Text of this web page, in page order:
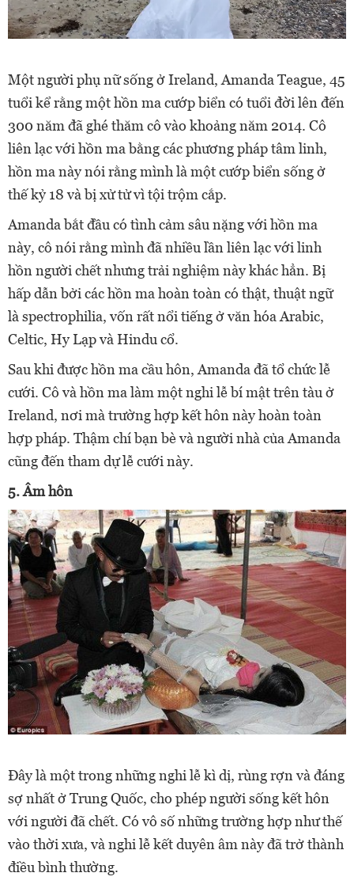
Một người phụ nữ sống ở Ireland, Amanda Teague, 45
tuổi kể rằng một hồn ma cướp biển có tuổi đời lên đến
300 năm đã ghé thăm cô vào khoảng năm 2014. Cô
liên lạc với hồn ma bằng các phương pháp tâm linh,
hồn ma này nói rằng mình là một cướp biển sống ở
thế kỷ 18 và bị xử tử vì tội trộm cắp.
Amanda bắt đầu có tình cảm sâu nặng với hồn ma
này, cô nói rằng mình đã nhiều lần liên lạc với linh
hồn người chết nhưng trải nghiệm này khác hẳn. Bị
hấp dẫn bởi các hồn ma hoàn toàn có thật, thuật ngữ
là spectrophilia, vốn rất nổi tiếng ở văn hóa Arabic,
Celtic, Hy Lạp và Hindu cổ.
Sau khi được hồn ma cầu hôn, Amanda đã tổ chức lễ
cưới. Cô và hồn ma làm một nghi lễ bí mật trên tàu ở
Ireland, nơi mà trường hợp kết hôn này hoàn toàn
hợp pháp. Thậm chí bạn bè và người nhà của Amanda
cũng đến tham dự lễ cưới này.
5. Âm hôn
Đây là một trong những nghi lễ kì dị, rùng rợn và đáng
sợ nhất ở Trung Quốc, cho phép người sống kết hôn
với người đã chết. Có vô số những trường hợp như thế
vào thời xưa, và nghi lễ kết duyên âm này đã trở thành
điều bình thường.